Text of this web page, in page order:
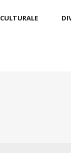
CULTURALE